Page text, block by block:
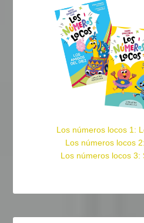
Los números locos 1:
Los números locos
Los números locos 3: